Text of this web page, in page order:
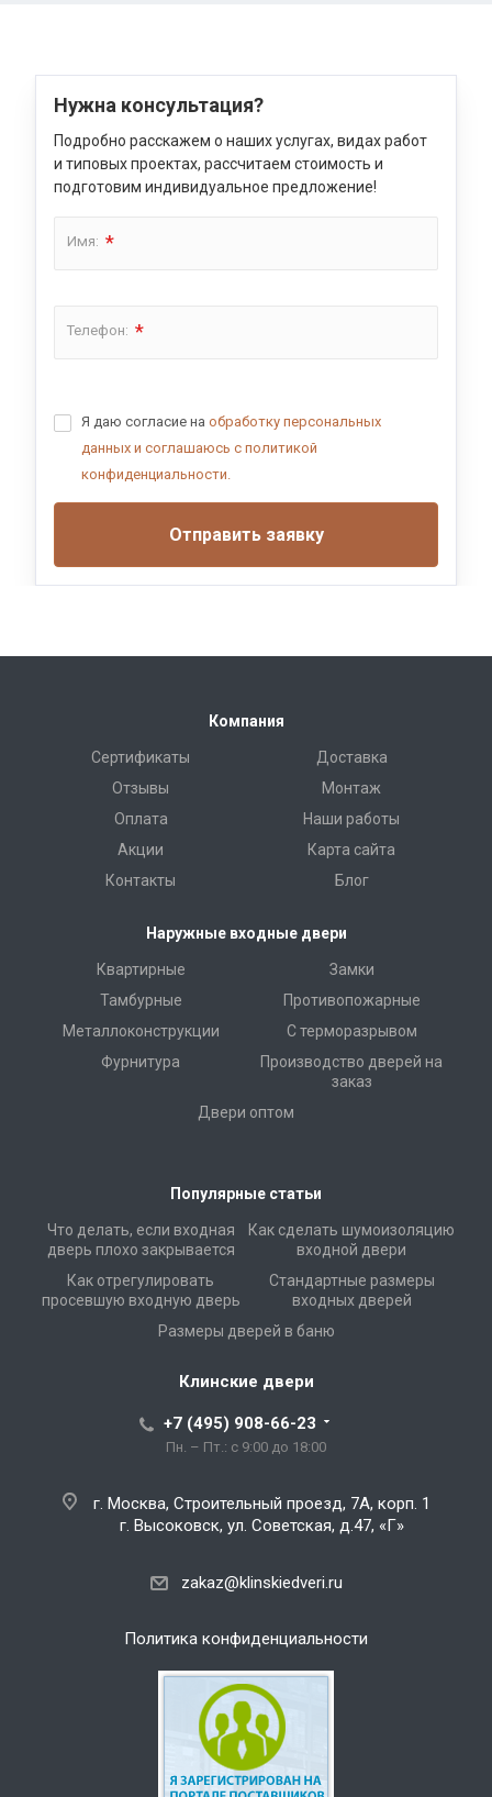
Нужна консультация?
Подробно расскажем о наших услугах, видах работ
и типовых проектах, рассчитаем стоимость и
подготовим индивидуальное предложение!
Имя: *
Телефон: *
Я даю согласие на обработку персональных
данных и соглашаюсь с политикой
конфиденциальности.
Отправить заявку
Компания
Сертификаты
Доставка
Отзывы
Монтаж
Оплата
Наши работы
Акции
Карта сайта
Контакты
Блог
Наружные входные двери
Квартирные
Замки
Тамбурные
Противопожарные
Металлоконструкции
С терморазрывом
Фурнитура
Производство дверей на
заказ
Двери оптом
Популярные статьи
Что делать, если входная
дверь плохо закрывается
Как сделать шумоизоляцию
входной двери
Как отрегулировать
просевшую входную дверь
Стандартные размеры
входных дверей
Размеры дверей в баню
Клинские двери
+7 (495) 908-66-23
Пн. – Пт.: с 9:00 до 18:00
г. Москва, Строительный проезд, 7А, корп. 1
г. Высоковск, ул. Советская, д.47, «Г»
zakaz@klinskiedveri.ru
Политика конфиденциальности